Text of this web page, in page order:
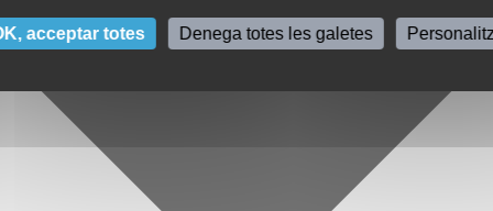
acceptar totes Denega totes les galetes